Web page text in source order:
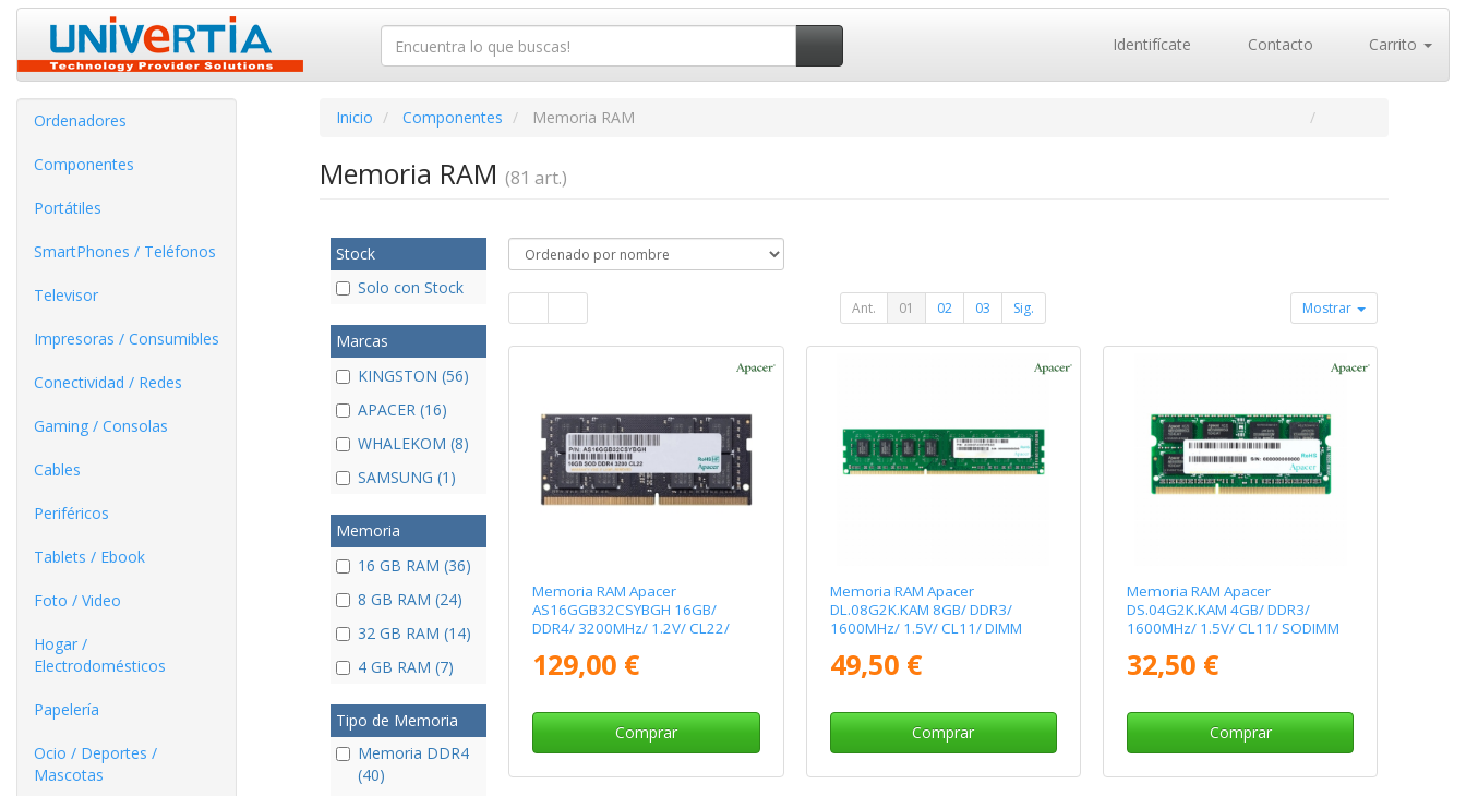
Identifícate Contacto Carrito
Ordenadores
Componentes
Portátiles
SmartPhones / Teléfonos
Televisor
Impresoras / Consumibles
Conectividad / Redes
Gaming / Consolas
Cables
Periféricos
Tablets / Ebook
Foto / Video
Hogar /
Electrodomésticos
Papelería
Ocio / Deportes /
Mascotas
Inicio Componentes Memoria RAM
Memoria RAM (81 art.)
Stock
Solo con Stock
Marcas
KINGSTON (56)
APACER (16)
WHALEKOM (8)
SAMSUNG (1)
Memoria
16 GB RAM (36)
8 GB RAM (24)
32 GB RAM (14)
4 GB RAM (7)
Tipo de Memoria
Memoria DDR4
(40)
Ant. 01 02 03 Sig. Mostrar
Memoria RAM Apacer
AS16GGB32CSYBGH 16GB/
DDR4/ 3200MHz/ 1.2V/ CL22/
129,00 €
Comprar
Memoria RAM Apacer
DL.08G2K.KAM 8GB/ DDR3/
1600MHz/ 1.5V/ CL11/ DIMM
49,50 €
Comprar
Memoria RAM Apacer
DS.04G2K.KAM 4GB/ DDR3/
1600MHz/ 1.5V/ CL11/ SODIMM
32,50 €
Comprar